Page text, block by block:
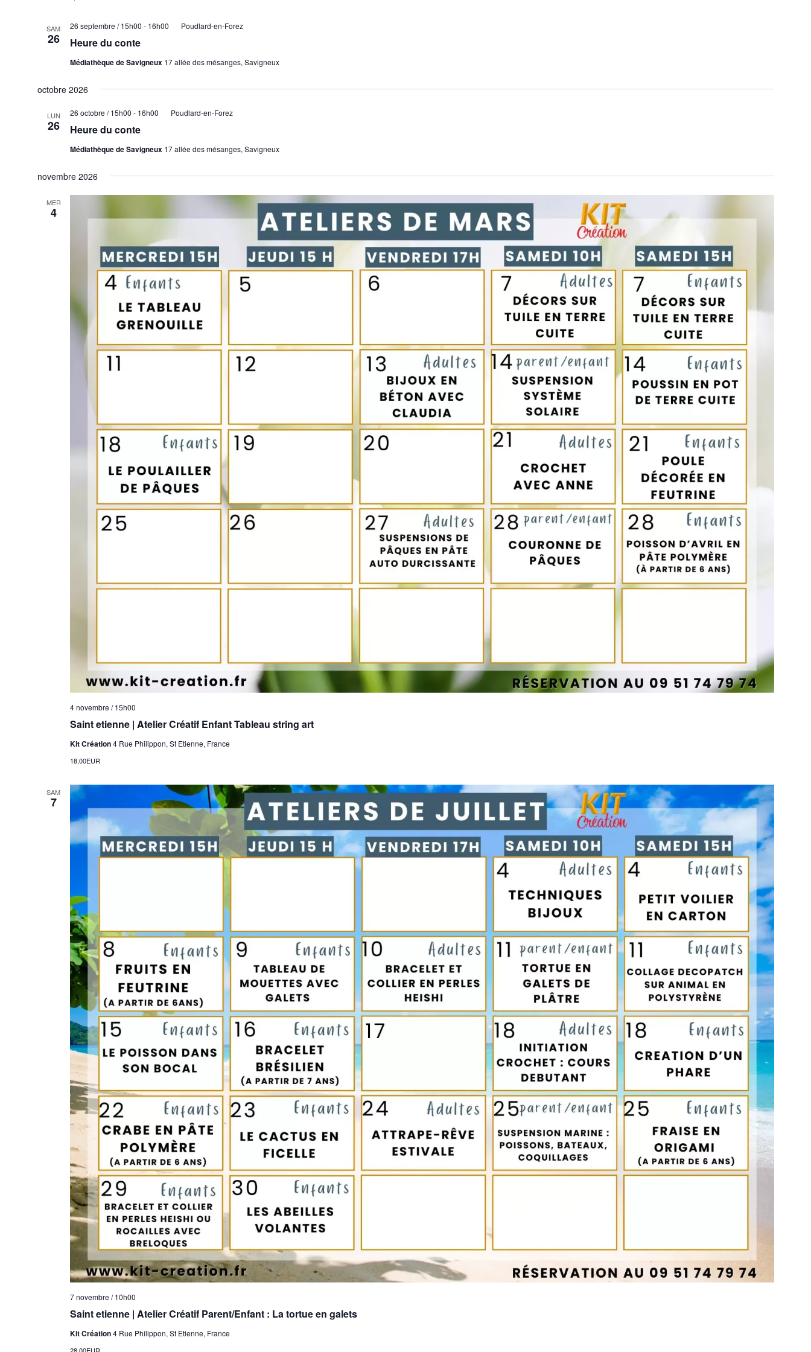
SAM
26 Heure du conte
26 septembre / 15h00 - 16h00 Poudlard-en-Forez
Médiathèque de Savigneux 17 allée des mésanges, Savigneux
octobre 2026
LUN
26 Heure du conte
26 octobre / 15h00 - 16h00 Poudlard-en-Forez
Médiathèque de Savigneux 17 allée des mésanges, Savigneux
novembre 2026
MER
4
Saint etienne | Atelier Créatif Enfant Tableau string art
4 novembre / 15h00
Kit Création4 Rue Philippon, St Etienne, France
18,00EUR
SAM
7
Saint etienne | Atelier Créatif Parent/Enfant : La tortue en galets
7 novembre / 10h00
Kit Création4 Rue Philippon, St Etienne, France